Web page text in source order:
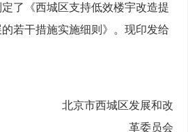
了《西城区支持低效楼宇改造提
若干措施实施细则》
。 现印发给
北京市西城区发展和改
革委员会